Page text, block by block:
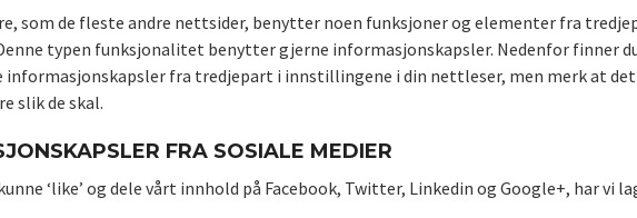
som de fleste andre nettsider, benytter noen funksjoner og elementer fra
typen funksjonalitet benytter gjerne informasjonskapsler. Nedenfor finner
informasjonskapsler fra tredjepart i innstillingene i din nettleser, men merk at
slik de skal.
FRA SOSIALE MEDIER
‘like’ og dele vårt innhold på Facebook, Twitter, Linkedin og Google+, har vi